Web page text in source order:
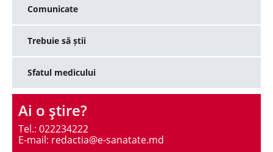
Comunicate
Trebuie să știi
Sfatul medicului
Ai o ştire?
Tel.: 022234222
E-mail: redactia@e-sanatate.md